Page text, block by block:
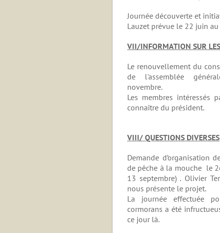
Journée découverte et
Lauzet prévue le 22 juin
VII/INFORMATION SUR
Le renouvellement du
de l'assemblée
novembre.
Les membres intéressés
connaître du président.
VIII/ QUESTIONS DIVERSES
Demande d’organisation
de pêche à la mouche le
13 septembre) . Olivier
nous présente le projet.
La journée effectuée
cormorans a été
ce jour là.